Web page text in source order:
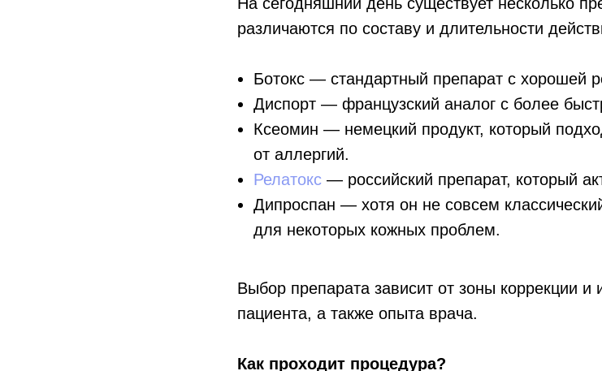
различаются по составу и длительности
Ботокс — стандартный препарат с хорошей
Диспорт — французский аналог с более
Ксеомин — немецкий продукт, который
от аллергий.
Релатокс — российский препарат, который
Дипроспан — хотя он не совсем
для некоторых кожных проблем.
Выбор препарата зависит от зоны коррекции и
пациента, а также опыта врача.
Как проходит процедура?